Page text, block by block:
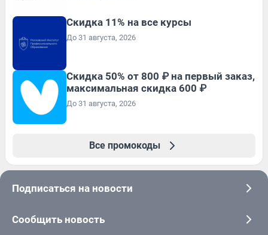
Скидка 11% на все курсы
До 31 августа, 2026
Скидка 50% от 800 ₽ на первый заказ,
максимальная скидка 600 ₽
До 31 августа, 2026
Все промокоды
Подписаться на новости
Сообщить новость